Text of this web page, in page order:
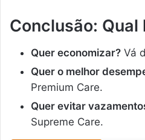
Conclusão: Qual
Quer economizar? Vá
Quer o melhor
Premium Care.
Quer evitar
Supreme Care.